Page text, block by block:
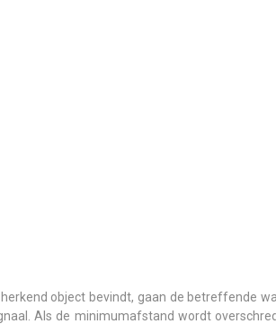
object bevindt, gaan de betreffende
Als de minimumafstand wordt